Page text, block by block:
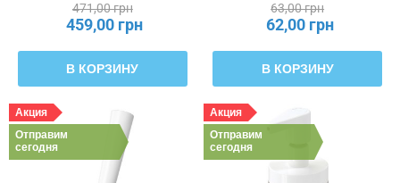
471,00 грн
459,00 грн
В КОРЗИНУ
63,00 грн
62,00 грн
В КОРЗИНУ
Акция
Отправим
сегодня
Акция
Отправим
сегодня